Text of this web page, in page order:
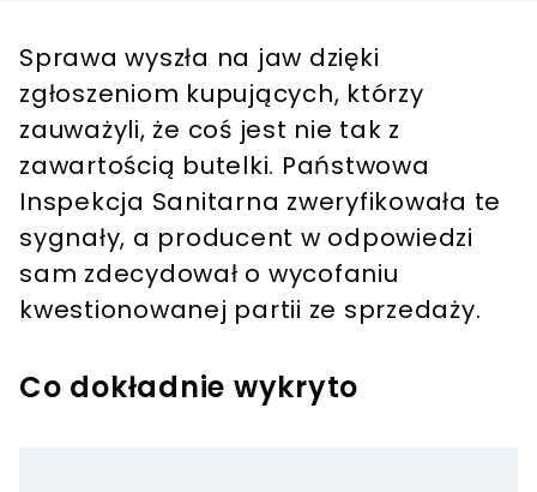
Sprawa wyszła na jaw dzięki
zgłoszeniom kupujących, którzy
zauważyli, że coś jest nie tak z
zawartością butelki. Państwowa
Inspekcja Sanitarna zweryfikowała te
sygnały, a producent w odpowiedzi
sam zdecydował o wycofaniu
kwestionowanej partii ze sprzedaży.
Co dokładnie wykryto